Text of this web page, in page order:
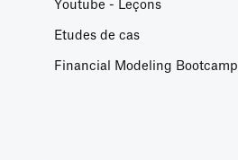
Youtube - Leçons
Etudes de cas
Financial Modeling Bootcamp